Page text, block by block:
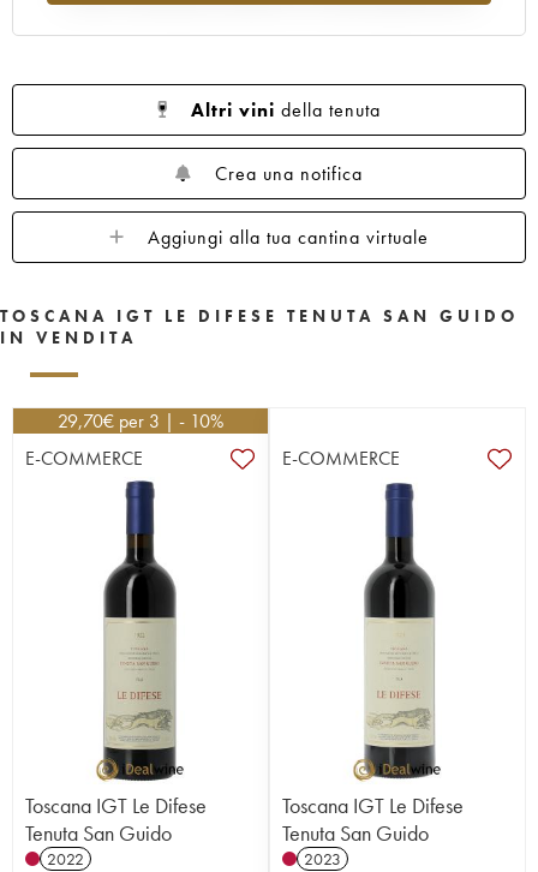
Altri vini della tenuta
Crea una notifica
Aggiungi alla tua cantina virtuale
TOSCANA IGT LE DIFESE TENUTA SAN GUIDO
IN VENDITA
29,70€ per 3 | - 10%
E-COMMERCE
Toscana IGT Le Difese
Tenuta San Guido
2022
E-COMMERCE
Toscana IGT Le Difese
Tenuta San Guido
2023